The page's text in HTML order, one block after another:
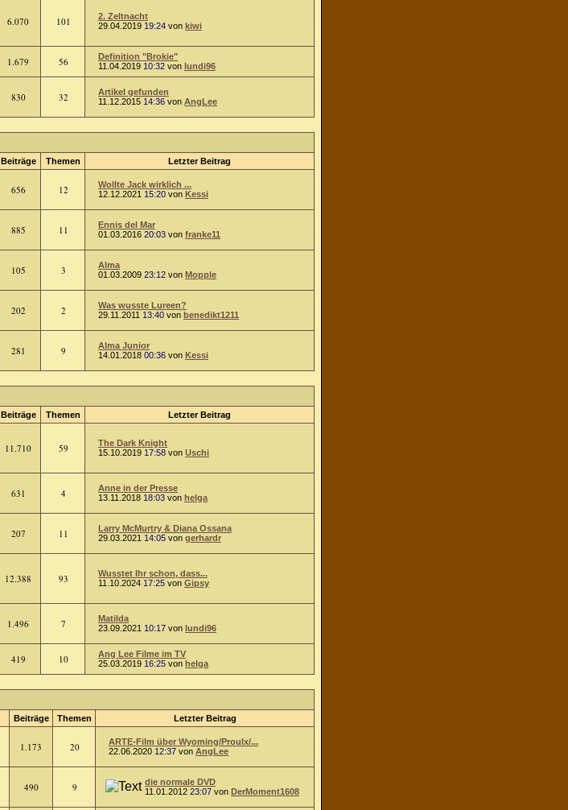
6.070 101
2. Zeltnacht
29.04.2019 19:24 von kiwi
1.679 56
Definition "Brokie"
11.04.2019 10:32 von lundi96
830 32
Artikel gefunden
11.12.2015 14:36 von AngLee
Beiträge Themen Letzter Beitrag
656 12
Wollte Jack wirklich ...
12.12.2021 15:20 von Kessi
885 11
Ennis del Mar
01.03.2016 20:03 von franke11
105 3
Alma
01.03.2009 23:12 von Mopple
202 2
Was wusste Lureen?
29.11.2011 13:40 von benedikt1211
281 9
Alma Junior
14.01.2018 00:36 von Kessi
Beiträge Themen Letzter Beitrag
11.710 59
The Dark Knight
15.10.2019 17:58 von Uschi
631 4
Anne in der Presse
13.11.2018 18:03 von helga
207 11
Larry McMurtry & Diana Ossana
29.03.2021 14:05 von gerhardr
12.388 93
Wusstet Ihr schon, dass...
11.10.2024 17:25 von Gipsy
1.496 7
Matilda
23.09.2021 10:17 von lundi96
419 10
Ang Lee Filme im TV
25.03.2019 16:25 von helga
Beiträge Themen Letzter Beitrag
1.173 20
ARTE-Film über Wyoming/Proulx/...
22.06.2020 12:37 von AngLee
490 9
die normale DVD
11.01.2012 23:07 von DerMoment1608